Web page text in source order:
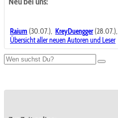
Raium (30.07.), KreyDuengger(28.07.),
Übersicht aller neuen Autoren und Leser